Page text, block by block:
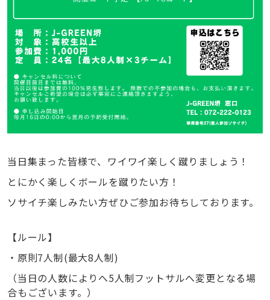
当日集まった皆様で、ワイワイ楽しく蹴りましょう！
とにかく楽しくボールを蹴りたい方！
ソサイチ楽しみたい方ぜひご参加お待ちしております。
【ルール】
・原則7人制(最大8人制)
（当日の人数によりへ5人制フットサルへ変更となる場
合もございます。）